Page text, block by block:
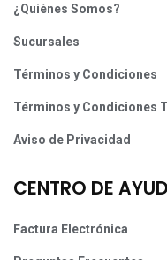
¿Quiénes Somos?
Sucursales
Términos y Condiciones
Términos y Condiciones
Aviso de Privacidad
CENTRO DE
Factura Electrónica